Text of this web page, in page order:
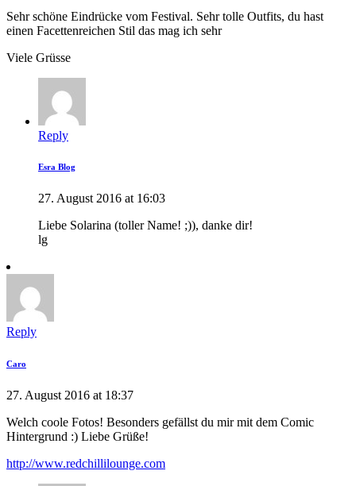
Sehr schöne Eindrücke vom Festival. Sehr tolle Outfits, du hast
einen Facettenreichen Stil das mag ich sehr
Viele Grüsse
Reply
Esra Blog
27. August 2016 at 16:03
Liebe Solarina (toller Name! ;)), danke dir!
lg
Reply
Caro
27. August 2016 at 18:37
Welch coole Fotos! Besonders gefällst du mir mit dem Comic
Hintergrund :) Liebe Grüße!
http://www.redchillilounge.com